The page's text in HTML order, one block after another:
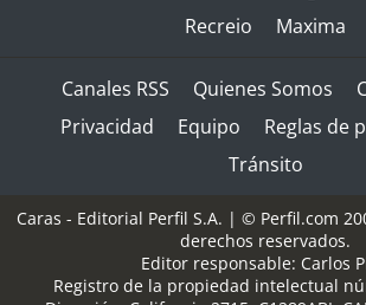
Recreio
Maxima
Canales RSS Quienes Somos
Privacidad
Equipo
Reglas de
Tránsito
Caras - Editorial Perfil S.A. | © Perfil.com
derechos reservados.
Editor responsable: Carlos
Registro de la propiedad intelectual